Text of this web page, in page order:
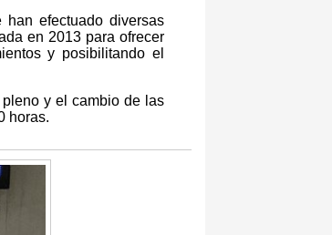
efectuado diversas
en 2013 para ofrecer
y posibilitando el
y el cambio de las
horas.